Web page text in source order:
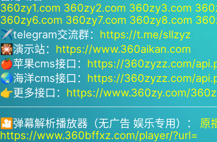
360zy1.com 360zy2.com 360zy3.com
360zy6.com 360zy7.com 360zy8.com
✈telegram交流群： https://t.me/sllzyz
🎇演示站： https://www.360aikan.com
🍎苹果cms接口： https://360zyzz.com/
🌏海洋cms接口： https://360zyzz.com/
👉更多接口： https://www.360zy.com/
🎦弹幕解析播放器（无广告 娱乐专用）： 原
https://www.360bffxz.com/player/?url=